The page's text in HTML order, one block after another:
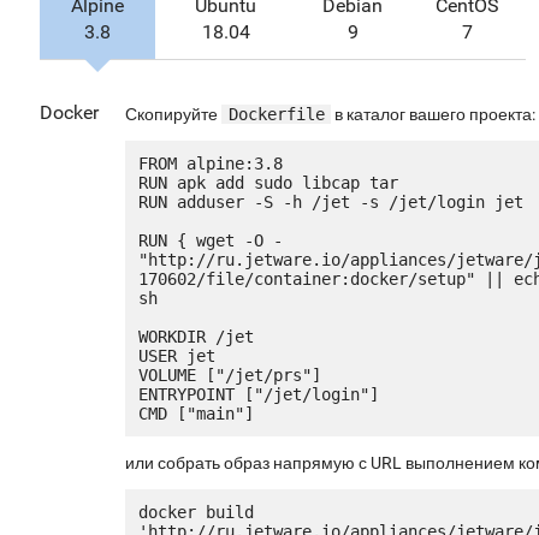
Alpine
3.8
Ubuntu
18.04
Debian
9
CentOS
7
Docker Скопируйте Dockerfile в каталог вашего проекта:
FROM alpine:3.8
RUN apk add sudo libcap tar
RUN adduser -S -h /jet -s /jet/login jet
RUN { wget -O -
"http://ru.jetware.io/appliances/jetware/
170602/file/container:docker/setup" ||
sh
WORKDIR /jet
USER jet
VOLUME ["/jet/prs"]
ENTRYPOINT ["/jet/login"]
или собрать образ напрямую с URL выполнением
docker build
'http://ru.jetware.io/appliances/jetware/